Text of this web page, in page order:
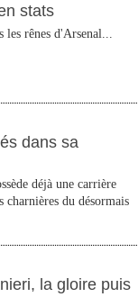
stats
rênes d'Arsenal...
dans sa
déjà une carrière
du désormais
la gloire puis